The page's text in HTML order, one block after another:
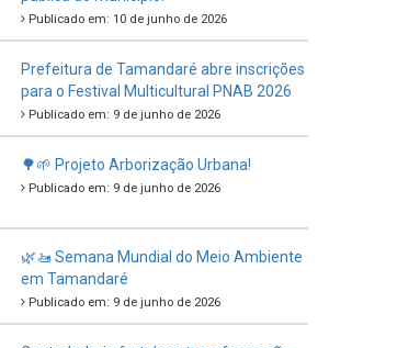
Publicado em: 10 de junho de 2026
Prefeitura de Tamandaré abre inscrições
para o Festival Multicultural PNAB 2026
Publicado em: 9 de junho de 2026
🌳🌱 Projeto Arborização Urbana!
Publicado em: 9 de junho de 2026
🌿🚤 Semana Mundial do Meio Ambiente
em Tamandaré
Publicado em: 9 de junho de 2026